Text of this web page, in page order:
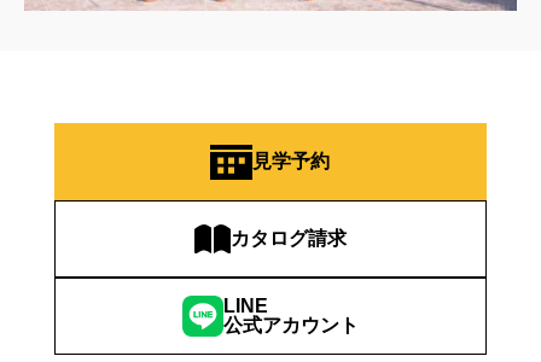
見学予約
カタログ請求
LINE
公式アカウント